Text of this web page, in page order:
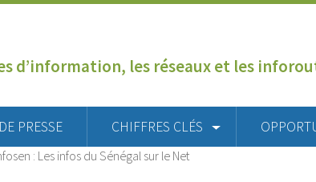
d’information, les réseaux et les
PRESSE CHIFFRES CLÉS
: Les infos du Sénégal sur le Net